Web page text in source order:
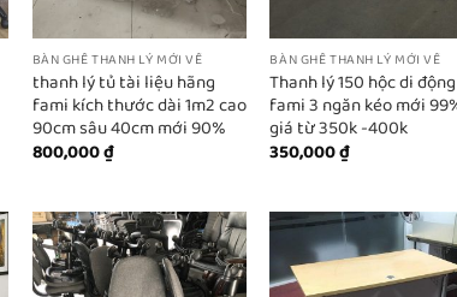
BÀN GHẾ THANH LÝ MỚI VỀ
thanh lý tủ tài liệu hãng
fami kích thước dài 1m2 cao
90cm sâu 40cm mới 90%
800,000₫
BÀN GHẾ THANH LÝ MỚI VỀ
Thanh lý 150 hộc di động
fami 3 ngăn kéo mới
giá từ 350k -400k
350,000₫